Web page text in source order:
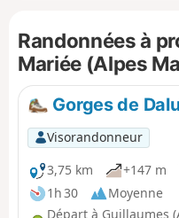
témoin d’un lointain
laisse pantois tous les
Chapelle Saint-Joseph de
table seront un lieu
pause déjeuner, face au
Randonnées à
Mariée (Alpes
Gorges de
Visorandonneur
3,75 km
+147 m
1h 30
Moyenne
Départ à Guillaumes